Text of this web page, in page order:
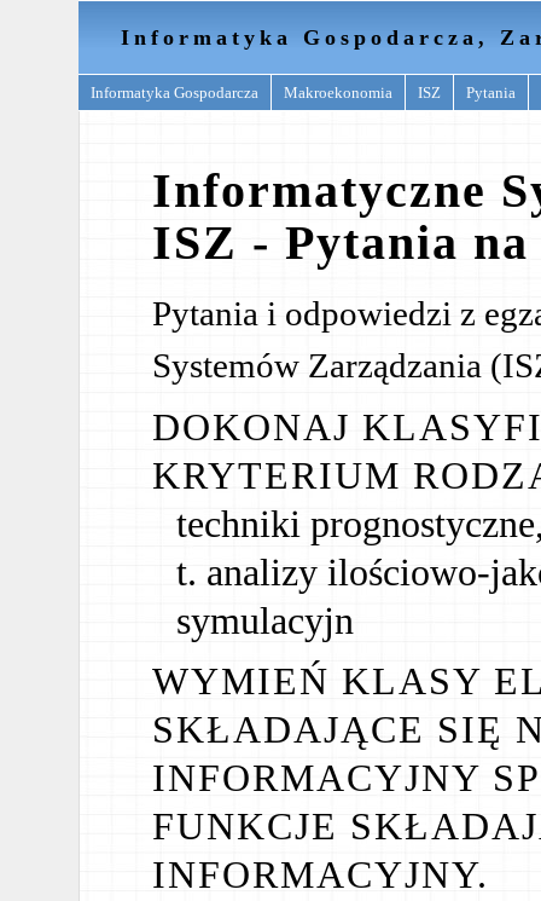
Informatyka Gospodarcza,
Informatyka Gospodarcza Makroekonomia ISZ Pytania
Informatyczne
ISZ - Pytania na
Pytania i odpowiedzi z
Systemów Zarządzania
DOKONAJ
KRYTERIUM
techniki
t. analizy ilościowo-
symulacyjn
WYMIEŃ KLASY
SKŁADAJĄCE SIĘ
INFORMACYJNY
FUNKCJE
INFORMACYJNY.